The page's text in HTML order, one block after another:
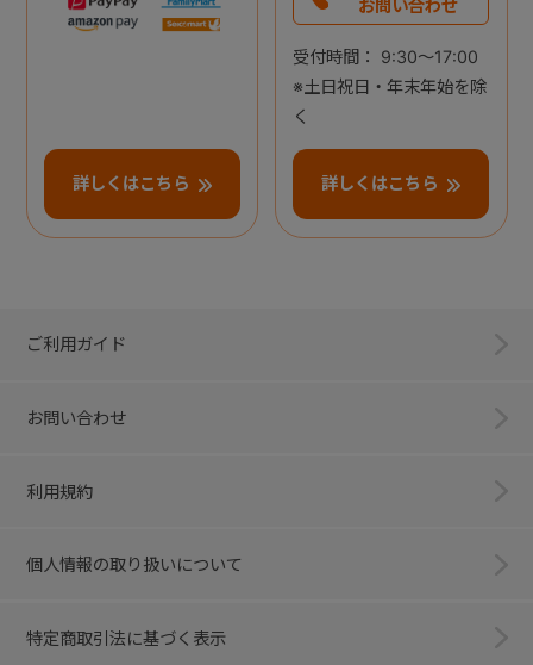
詳しくはこちら
お問い合わせ
受付時間： 9:30～17:00
※土日祝日・年末年始を除
く
詳しくはこちら
ご利用ガイド
お問い合わせ
利用規約
個人情報の取り扱いについて
特定商取引法に基づく表示